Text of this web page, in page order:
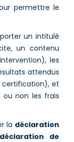
permettre le
un intitulé
un contenu
les
attendus
certification), et
ou non les frais
la déclaration
déclaration de